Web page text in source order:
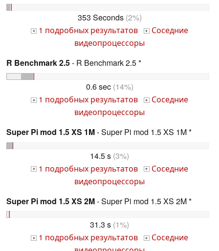
353 Seconds(2%)
+ 1 подробных результатов + Соседние
видеопроцессоры
R Benchmark 2.5- R Benchmark 2.5 *
0.6 sec(14%)
+ 1 подробных результатов + Соседние
видеопроцессоры
Super Pi mod 1.5 XS 1M- Super Pi mod 1.5 XS 1M *
14.5 s (3%)
+ 1 подробных результатов + Соседние
видеопроцессоры
Super Pi mod 1.5 XS 2M- Super Pi mod 1.5 XS 2M *
31.3 s (1%)
+ 1 подробных результатов + Соседние